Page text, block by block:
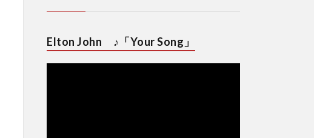
Elton John ♪「Your Song」
動